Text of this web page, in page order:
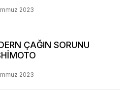
2023
ÇAĞIN SORUNU
2023